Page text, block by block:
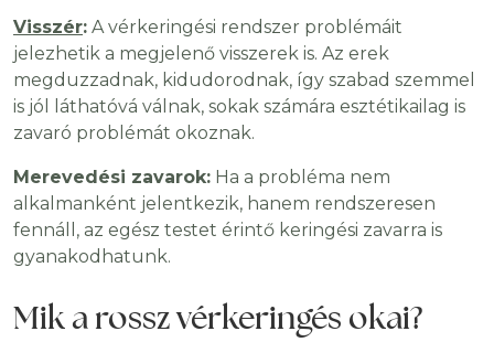
Visszér: A vérkeringési rendszer problémáit
jelezhetik a megjelenő visszerek is. Az erek
megduzzadnak, kidudorodnak, így szabad szemmel
is jól láthatóvá válnak, sokak számára esztétikailag is
zavaró problémát okoznak.
Merevedési zavarok: Ha a probléma nem
alkalmanként jelentkezik, hanem rendszeresen
fennáll, az egész testet érintő keringési zavarra is
gyanakodhatunk.
Mik a rossz vérkeringés okai?